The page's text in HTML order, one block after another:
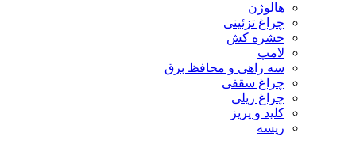
هالوژن
چراغ تزئينى
حشره كش
لامپ
سه راهی و محافظ برق
چراغ سقفی
چراغ ریلی
كليد و پريز
ریسه